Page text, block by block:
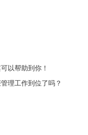
以帮助到你！
理工作到位了吗？